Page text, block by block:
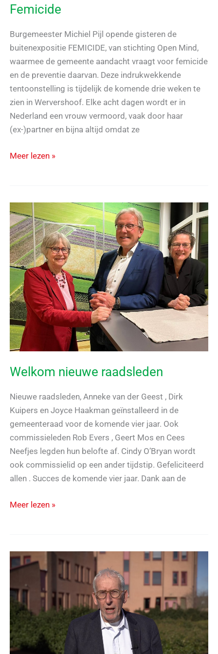
Femicide
Burgemeester Michiel Pijl opende gisteren de
buitenexpositie FEMICIDE, van stichting Open Mind,
waarmee de gemeente aandacht vraagt voor femicide
en de preventie daarvan. Deze indrukwekkende
tentoonstelling is tijdelijk de komende drie weken te
zien in Wervershoof. Elke acht dagen wordt er in
Nederland een vrouw vermoord, vaak door haar
(ex-)partner en bijna altijd omdat ze
MORGEN!
Meer lezen »
Welkom nieuwe raadsleden
Nieuwe raadsleden, Anneke van der Geest , Dirk
Kuipers en Joyce Haakman geïnstalleerd in de
gemeenteraad voor de komende vier jaar. Ook
commissieleden Rob Evers , Geert Mos en Cees
Neefjes legden hun belofte af. Cindy O’Bryan wordt
ook commissielid op een ander tijdstip. Gefeliciteerd
allen . Succes de komende vier jaar. Dank aan de
Welkom
Meer lezen »